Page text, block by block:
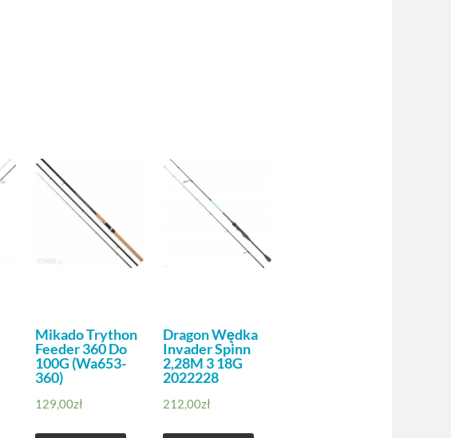
Mikado Trython
Feeder 360 Do
100G (Wa653-
360)
129,00zł
Dragon Wędka
Invader Spinn
2,28M 3 18G
2022228
212,00zł